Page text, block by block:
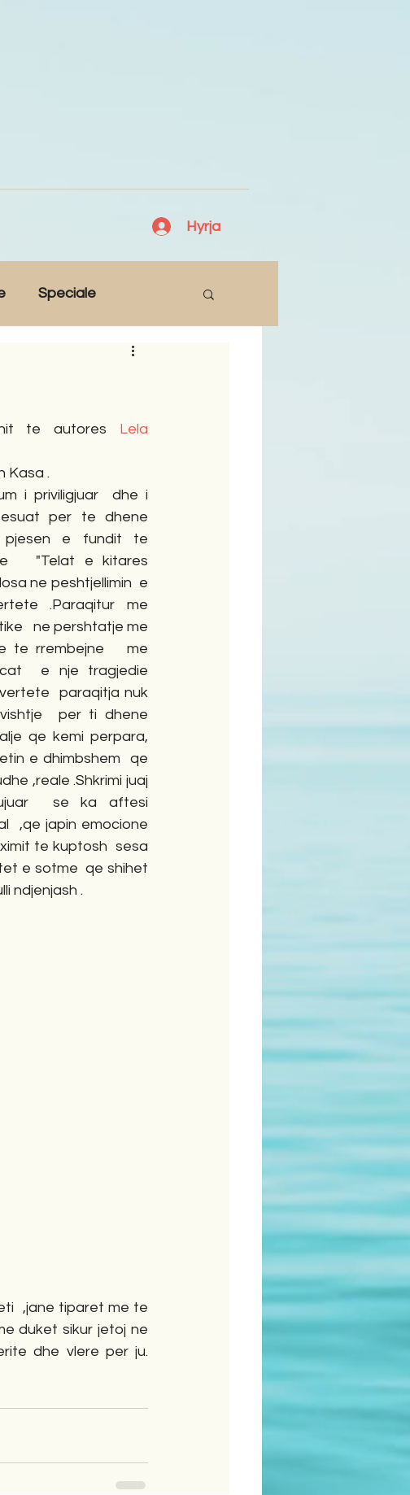
Hyrja
Speciale
te autores Lela
Kasa .
i priviligjuar  dhe i
per te dhene
pjesen e fundit te
"Telat e kitares
ne peshtjellimin  e
.Paraqitur me
ne pershtatje me
te rrembejne   me
e nje tragjedie
paraqitja nuk
per ti dhene
qe kemi perpara,
e dhimbshem  qe
,reale .Shkrimi juaj
se ka aftesi
,qe japin emocione
te kuptosh  sesa
e sotme  qe shihet
ndjenjash .
,jane tiparet me te
duket sikur jetoj ne
dhe vlere per ju.